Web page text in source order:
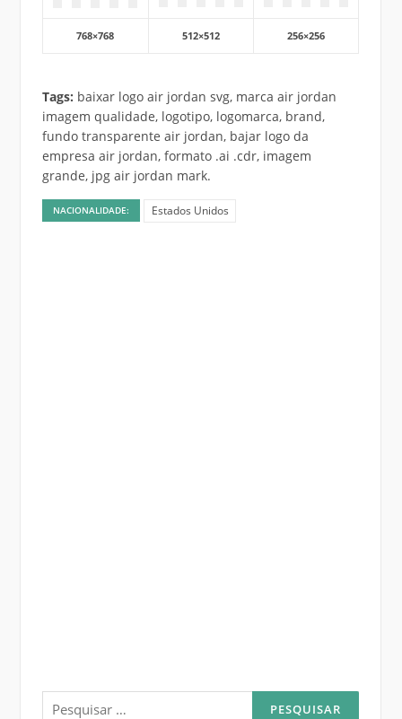
768×768 512×512 256×256
Tags: baixar logo air jordan svg, marca air jordan
imagem qualidade, logotipo, logomarca, brand,
fundo transparente air jordan, bajar logo da
empresa air jordan, formato .ai .cdr, imagem
grande, jpg air jordan mark.
NACIONALIDADE: Estados Unidos
Pesquisar
por: